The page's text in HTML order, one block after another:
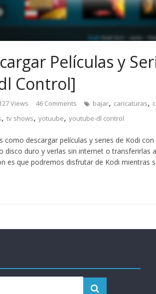
Películas y
Control]
Views 46 Comments bajar, caricaturas,
, tv shows, yotuube, youtube-dl control
como descargar películas y series de Kodi
disco duro y verlas sin internet o transferirlas
es que podremos disfrutar de Kodi mientras